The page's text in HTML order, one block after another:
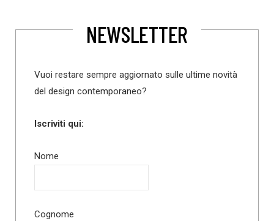
NEWSLETTER
Vuoi restare sempre aggiornato sulle ultime novità
del design contemporaneo?
Iscriviti qui:
Nome
Cognome